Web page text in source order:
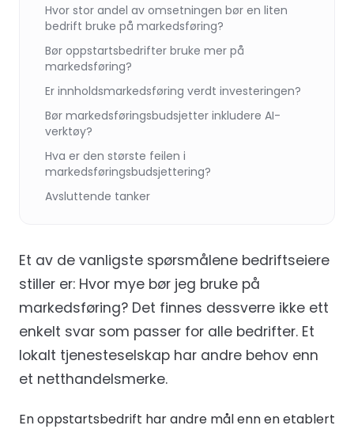
Hvor stor andel av omsetningen bør en liten
bedrift bruke på markedsføring?
Bør oppstartsbedrifter bruke mer på
markedsføring?
Er innholdsmarkedsføring verdt investeringen?
Bør markedsføringsbudsjetter inkludere AI-
verktøy?
Hva er den største feilen i
markedsføringsbudsjettering?
Avsluttende tanker
Et av de vanligste spørsmålene bedriftseiere
stiller er: Hvor mye bør jeg bruke på
markedsføring? Det finnes dessverre ikke ett
enkelt svar som passer for alle bedrifter. Et
lokalt tjenesteselskap har andre behov enn
et netthandelsmerke.
En oppstartsbedrift har andre mål enn en etablert